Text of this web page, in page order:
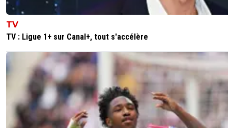
TV
TV : Ligue 1+ sur Canal+, tout s'accélère